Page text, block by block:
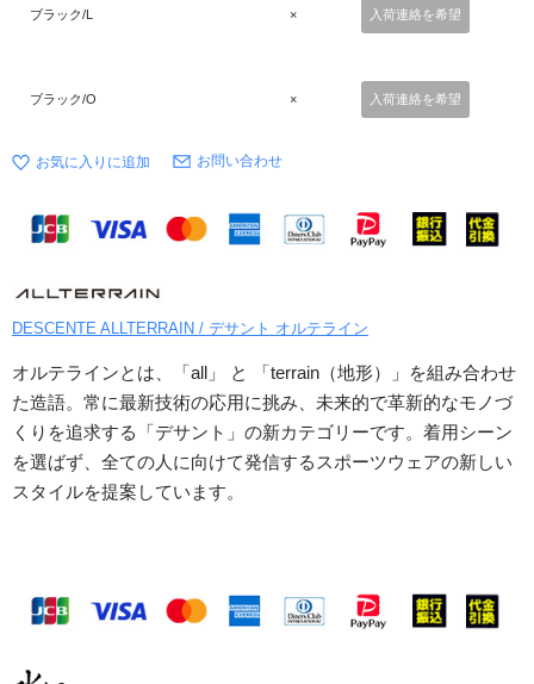
ブラック/L × 入荷連絡を希望
ブラック/O × 入荷連絡を希望
お問い合わせ
DESCENTE ALLTERRAIN / デサント オルテライン
オルテラインとは、「all」 と 「terrain（地形）」を組み合わせ
た造語。常に最新技術の応用に挑み、未来的で革新的なモノづ
くりを追求する「デサント」の新カテゴリーです。着用シーン
を選ばず、全ての人に向けて発信するスポーツウェアの新しい
スタイルを提案しています。